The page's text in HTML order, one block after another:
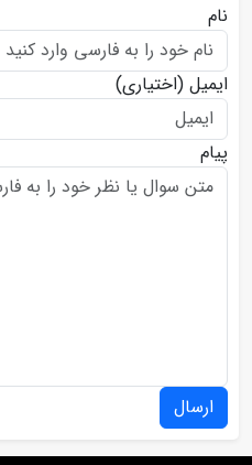
نام
ایمیل (اختیاری)
پیام
ارسال